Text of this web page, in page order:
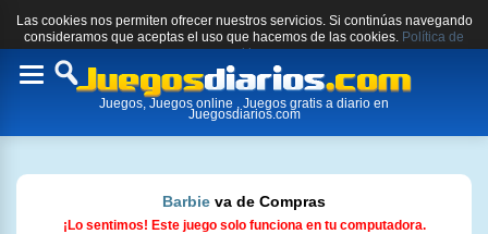
Las cookies nos permiten ofrecer nuestros servicios. Si continúas navegando
consideramos que aceptas el uso que hacemos de las cookies. Política de
cookies.
Toggle
Juegos, Juegos online , Juegos gratis a diario en
Juegosdiarios.com
Barbie va de Compras
¡Lo sentimos! Este juego solo funciona en tu computadora.